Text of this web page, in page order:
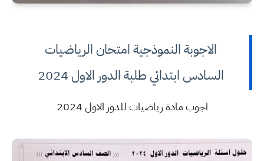
الاجوبة النموذجية امتحان الرياضيات
السادس ابتدائي طلبة الدور الاول 2024
اجوب مادة رياضيات للدور الاول 2024